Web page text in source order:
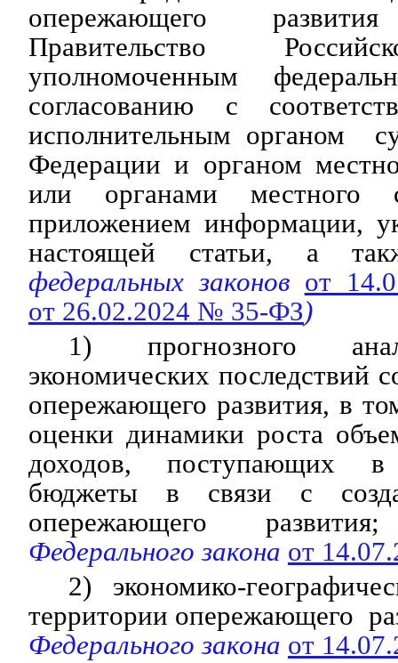
опережающего
Правительство
уполномоченным
согласованию с
исполнительным органом
Федерации и органом
или органами местного
приложением информации,
настоящей статьи, а
федеральных законов от
от 26.02.2024 № 35-ФЗ)
1) прогнозного
экономических последствий
опережающего развития, в
оценки динамики роста
доходов, поступающих в
бюджеты в связи с
опережающего развития;
Федерального закона от
2) экономико-
территории опережающего
Федерального закона от